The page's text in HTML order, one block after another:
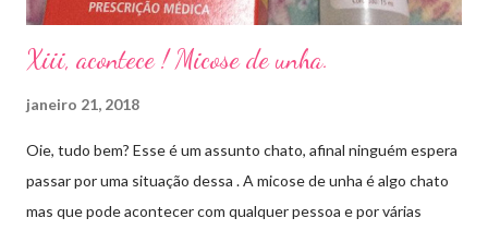
Xiii, acontece ! Micose de unha.
janeiro 21, 2018
Oie, tudo bem? Esse é um assunto chato, afinal ninguém espera
passar por uma situação dessa . A micose de unha é algo chato
mas que pode acontecer com qualquer pessoa e por várias